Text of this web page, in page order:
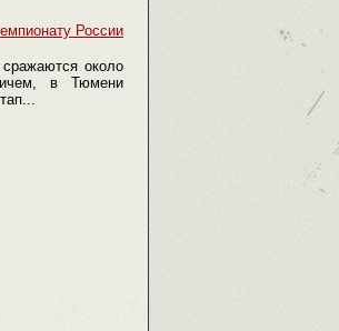
России
около
в Тюмени